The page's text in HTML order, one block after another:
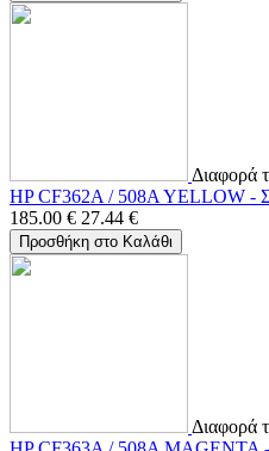
Διαφορά
HP CF362A / 508A YELLOW -
185.00 € 27.44 €
Προσθήκη στο Καλάθι
Διαφορά